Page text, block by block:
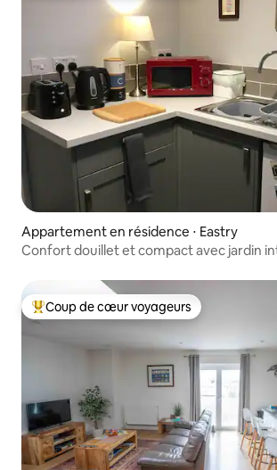
Appartement en résidence ⋅ Eastry
Confort douillet et compact avec jardin
Coups de cœur voyageurs les plus
Coup de cœur voyageurs